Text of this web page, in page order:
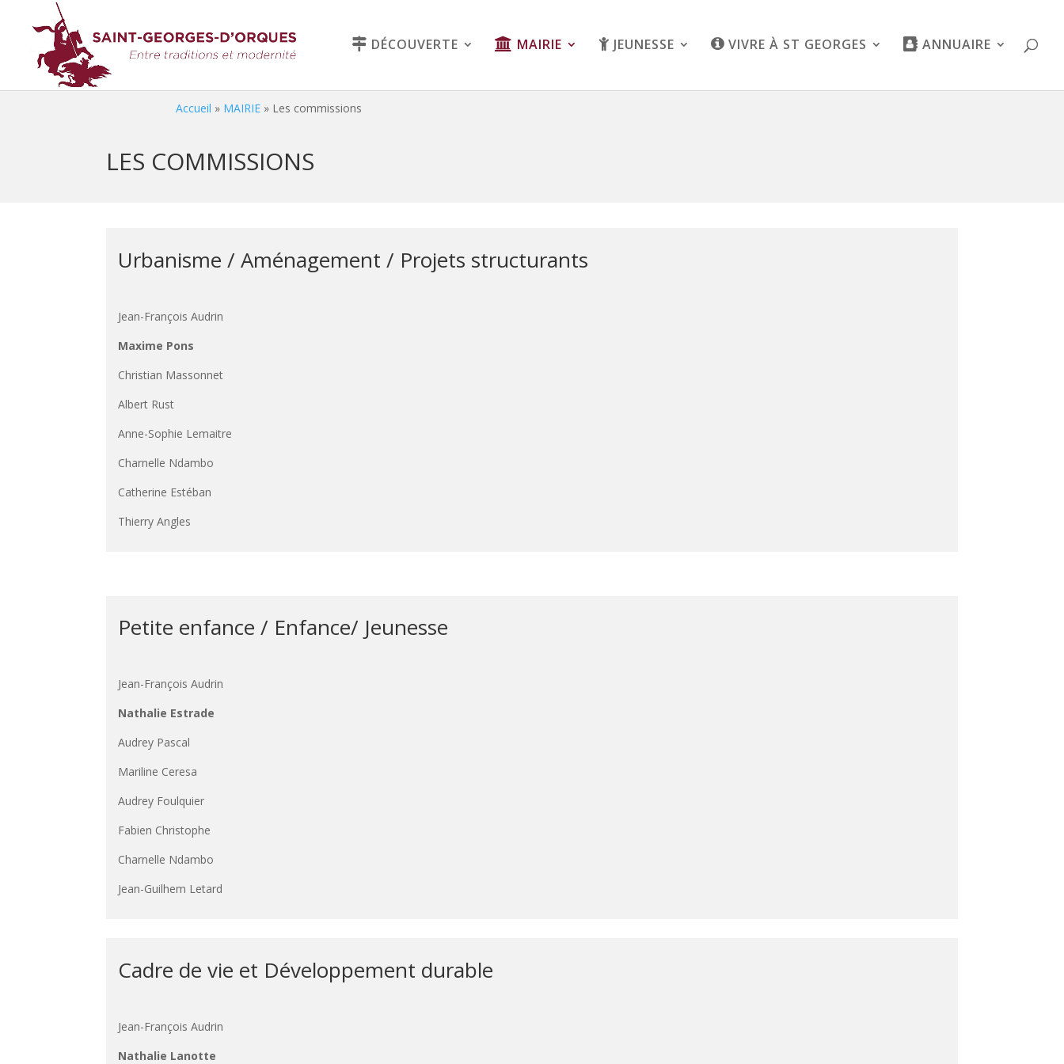
DÉCOUVERTE MAIRIE JEUNESSE VIVRE À ST GEORGES ANNUAIRE
Accueil » MAIRIE» Les commissions
LES COMMISSIONS
Urbanisme / Aménagement / Projets structurants
Jean-François Audrin
Maxime Pons
Christian Massonnet
Albert Rust
Anne-Sophie Lemaitre
Charnelle Ndambo
Catherine Estéban
Thierry Angles
Petite enfance / Enfance/ Jeunesse
Jean-François Audrin
Nathalie Estrade
Audrey Pascal
Mariline Ceresa
Audrey Foulquier
Fabien Christophe
Charnelle Ndambo
Jean-Guilhem Letard
Cadre de vie et Développement durable
Jean-François Audrin
Nathalie Lanotte